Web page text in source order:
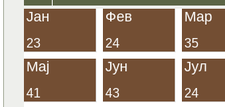
Јан
23
Фев
24
Мар
35
Мај
41
Јун
43
Јул
24